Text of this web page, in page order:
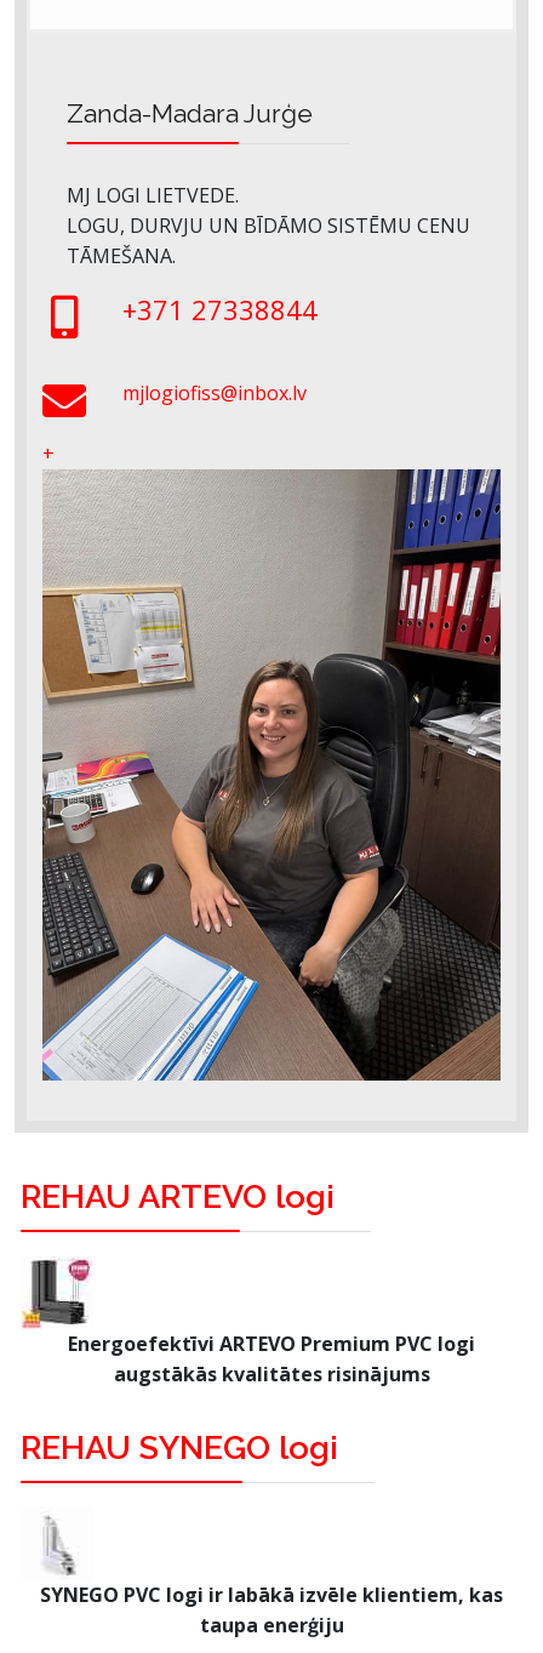
Zanda-Madara Jurģe
MJ LOGI LIETVEDE.
LOGU, DURVJU UN BĪDĀMO SISTĒMU CENU
TĀMEŠANA.
+371 27338844
mjlogiofiss@inbox.lv
+
REHAU ARTEVO logi
Energoefektīvi ARTEVO Premium PVC logi
augstākās kvalitātes risinājums
REHAU SYNEGO logi
SYNEGO PVC logi ir labākā izvēle klientiem, kas
taupa enerģiju